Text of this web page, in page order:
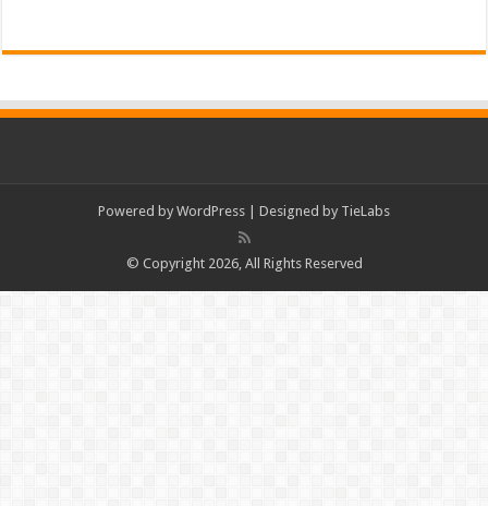
Powered by WordPress | Designed by TieLabs
© Copyright 2026, All Rights Reserved